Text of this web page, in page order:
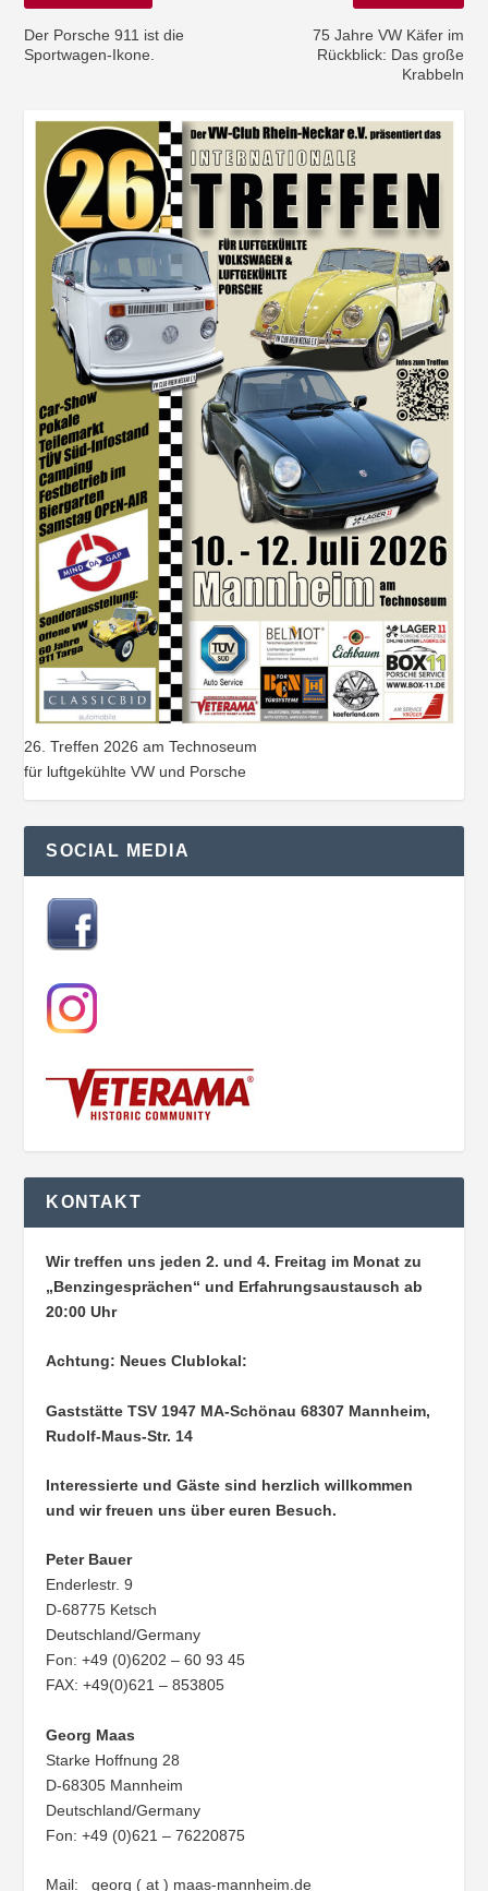
Der Porsche 911 ist die
Sportwagen-Ikone.
75 Jahre VW Käfer im
Rückblick: Das große
Krabbeln
26. Treffen 2026 am Technoseum
für luftgekühlte VW und Porsche
SOCIAL MEDIA
KONTAKT
Wir treffen uns jeden 2. und 4. Freitag im Monat zu
„Benzingesprächen“ und Erfahrungsaustausch ab
20:00 Uhr
Achtung: Neues Clublokal:
Gaststätte TSV 1947 MA-Schönau68307 Mannheim,
Rudolf-Maus-Str. 14
Interessierte und Gäste sind herzlich willkommen
und wir freuen uns über euren Besuch.
Peter Bauer
Enderlestr. 9
D-68775 Ketsch
Deutschland/Germany
Fon: +49 (0)6202 – 60 93 45
FAX: +49(0)621 – 853805
Georg Maas
Starke Hoffnung 28
D-68305 Mannheim
Deutschland/Germany
Fon: +49 (0)621 – 76220875
Mail: georg ( at ) maas-mannheim.de